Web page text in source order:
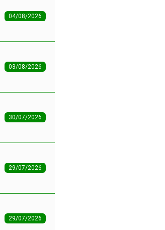
04/08/2026
03/08/2026
30/07/2026
29/07/2026
29/07/2026